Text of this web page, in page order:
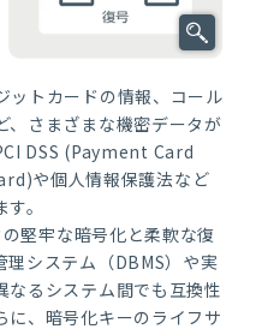
ットカードの情報、コール
、さまざまな機密データが
DSS (Payment Card
や個人情報保護法など
。
堅牢な暗号化と柔軟な復
理システム（DBMS）や実
なるシステム間でも互換性
に、暗号化キーのライフサ